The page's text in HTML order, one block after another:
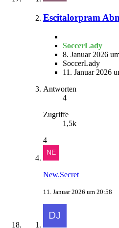
Escitalorpram
SoccerLady
8. Januar 2026
SoccerLady
11. Januar 2026
Antworten
4
Zugriffe
1,5k
4
New.Secret
11. Januar 2026 um 20:58